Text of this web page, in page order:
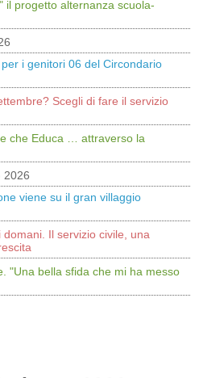
il progetto alternanza scuola-
i genitori 06 del Circondario
Scegli di fare il servizio
che Educa … attraverso la
2026
viene su il gran villaggio
domani. Il servizio civile, una
"Una bella sfida che mi ha messo